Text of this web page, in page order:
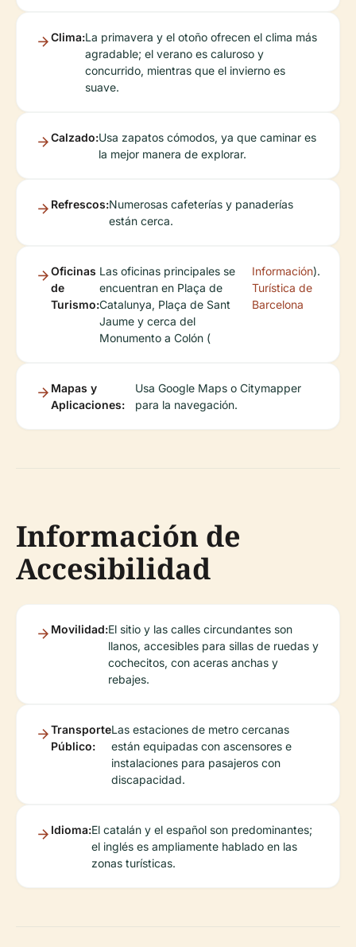
Clima:La primavera y el otoño ofrecen el clima más
agradable; el verano es caluroso y
concurrido, mientras que el invierno es
suave.
Calzado:Usa zapatos cómodos, ya que caminar es
la mejor manera de explorar.
Refrescos:Numerosas cafeterías y panaderías
están cerca.
Oficinas
de
Turismo:
Las oficinas principales se
encuentran en Plaça de
Catalunya, Plaça de Sant
Jaume y cerca del
Monumento a Colón (
Información
Turística de
Barcelona
).
Mapas y
Aplicaciones:
Usa Google Maps o Citymapper
para la navegación.
Información de
Accesibilidad
Movilidad:El sitio y las calles circundantes son
llanos, accesibles para sillas de ruedas y
cochecitos, con aceras anchas y
rebajes.
Transporte
Público:
Las estaciones de metro cercanas
están equipadas con ascensores e
instalaciones para pasajeros con
discapacidad.
Idioma:El catalán y el español son predominantes;
el inglés es ampliamente hablado en las
zonas turísticas.